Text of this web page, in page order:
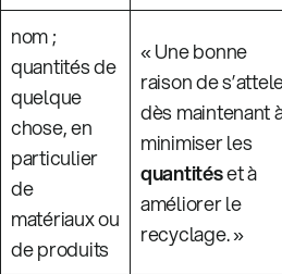
nom ;
quantités de
quelque
chose, en
particulier
de
matériaux ou
de produits
« Une bonne
raison de
dès maintenant
minimiser les
quantitéset à
améliorer le
recyclage. »